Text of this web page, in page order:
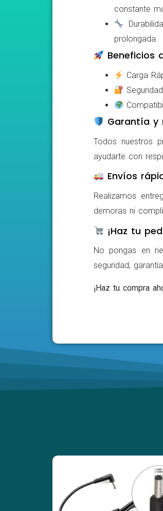
constante
prolongada.
Beneficios
Carga
Garantía y
Todos nuestros
ayudarte con
Envíos
Realizamos
demoras ni
¡Haz tu
No pongas en
seguridad,
¡Haz tu compra